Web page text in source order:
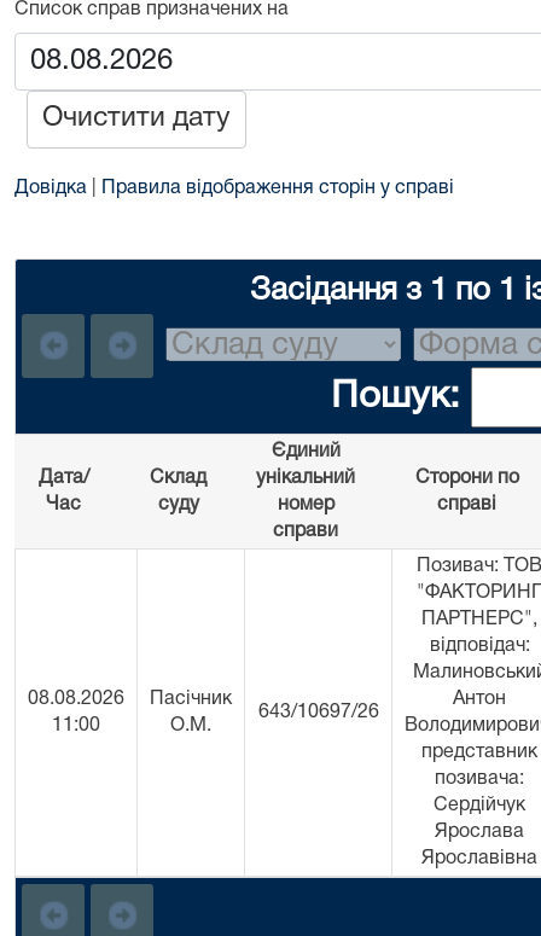
Список справ призначених на
Очистити дату
Довідка Правила відображення сторін у справі
Засідання з 1 по 1
Пошук:
Дата/
Час
Склад
суду
Єдиний
унікальний
номер
справи
Сторони по
справі
08.08.2026
11:00
Пасічник
О.М.
643/10697/26
Позивач: ТОВ
"ФАКТОРИНГ
ПАРТНЕРС",
відповідач:
Антон
представник
позивача:
Сердійчук
Ярослава
Ярославівна